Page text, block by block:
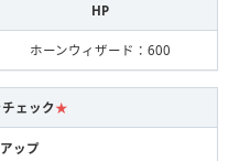
HP
ホーンウィザード：600
ェック★
ップ